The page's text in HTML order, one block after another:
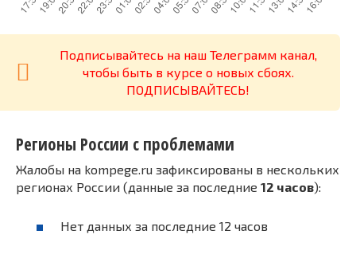
Подписывайтесь на наш Телеграмм канал,
чтобы быть в курсе о новых сбоях.
ПОДПИСЫВАЙТЕСЬ!
Регионы России с проблемами
Жалобы на kompege.ru зафиксированы в нескольких
регионах России (данные за последние 12 часов):
Нет данных за последние 12 часов